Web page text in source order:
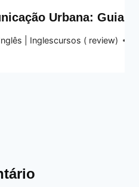
Urbana: Guia
| Inglescursos ( review)